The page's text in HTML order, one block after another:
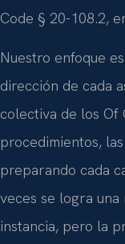
Code § 20-108.2,
Nuestro enfoque
dirección de cada
colectiva de los Of
procedimientos,
preparando cada
veces se logra una
instancia, pero la